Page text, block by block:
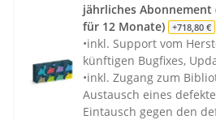
jährliches Abonnement
für 12 Monate)
+718,80 €
•inkl. Support vom
künftigen Bugfixes,
•inkl. Zugang zum
Austausch eines
Eintausch gegen den